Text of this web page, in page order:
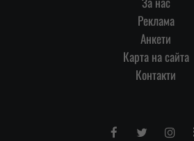
Реклама
Анкети
Карта на сайта
Контакти